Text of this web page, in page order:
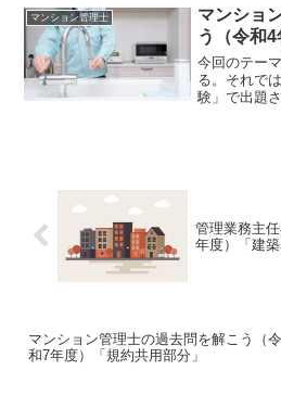
て同室を貸
に対し...
マンション管理士
マンショ
う（令和4
今回のテー
る。それで
験」で出題
管理業務主
年度）「建築
マンション管理士の過去問を解こう（令
和7年度）「規約共用部分」